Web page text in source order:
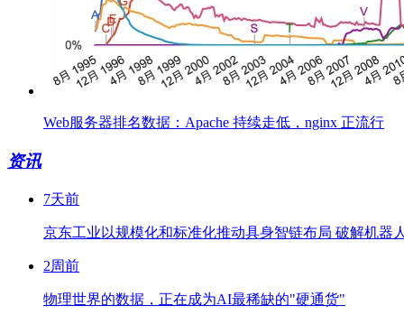
Web服务器排名数据：Apache 持续走低，nginx 正流行
资讯
7天前
京东工业以规模化和标准化推动具身智链布局 破解机器
2周前
物理世界的数据，正在成为AI最稀缺的"硬通货"